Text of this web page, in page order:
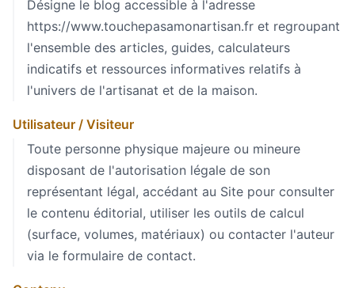
Désigne le blog accessible à l'adresse
https://www.touchepasamonartisan.fr et regroupant
l'ensemble des articles, guides, calculateurs
indicatifs et ressources informatives relatifs à
l'univers de l'artisanat et de la maison.
Utilisateur / Visiteur
Toute personne physique majeure ou mineure
disposant de l'autorisation légale de son
représentant légal, accédant au Site pour consulter
le contenu éditorial, utiliser les outils de calcul
(surface, volumes, matériaux) ou contacter l'auteur
via le formulaire de contact.